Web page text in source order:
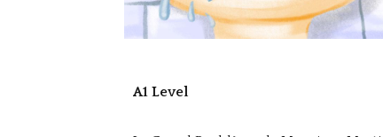
A1 Level